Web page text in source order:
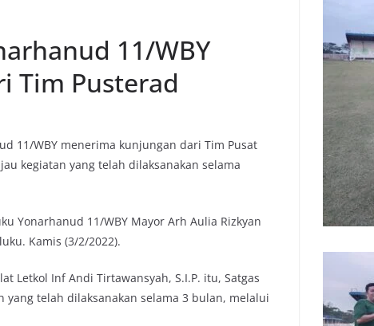
11/WBY
Tim Pusterad
11/WBY menerima kunjungan dari Tim Pusat
kegiatan yang telah dilaksanakan selama
Yonarhanud 11/WBY Mayor Arh Aulia Rizkyan
Kamis (3/2/2022).
Letkol Inf Andi Tirtawansyah, S.I.P. itu, Satgas
yang telah dilaksanakan selama 3 bulan, melalui